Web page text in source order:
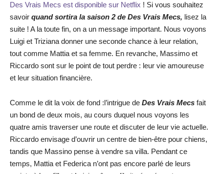
Des Vrais Mecs est disponible sur Netflix ! Si vous souhaitez
savoir quand sortira la saison 2 de Des Vrais Mecs, lisez la
suite ! A la toute fin, on a un message important. Nous voyons
Luigi et Triziana donner une seconde chance à leur relation,
tout comme Mattia et sa femme. En revanche, Massimo et
Riccardo sont sur le point de tout perdre : leur vie amoureuse
et leur situation financière.
Comme le dit la voix de fond :l’intrigue de Des Vrais Mecs fait
un bond de deux mois, au cours duquel nous voyons les
quatre amis traverser une route et discuter de leur vie actuelle.
Riccardo envisage d’ouvrir un centre de bien-être pour chiens,
tandis que Massino pense à vendre sa villa. Pendant ce
temps, Mattia et Federica n’ont pas encore parlé de leurs